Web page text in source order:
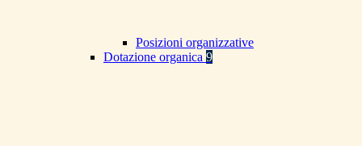
Posizioni organizzative
Dotazione organica 9